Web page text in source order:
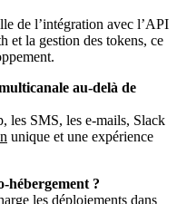
de l’intégration avec l’API
et la gestion des tokens, ce
au-delà de
les SMS, les e-mails, Slack
unique et une expérience
hébergement ?
les déploiements dans